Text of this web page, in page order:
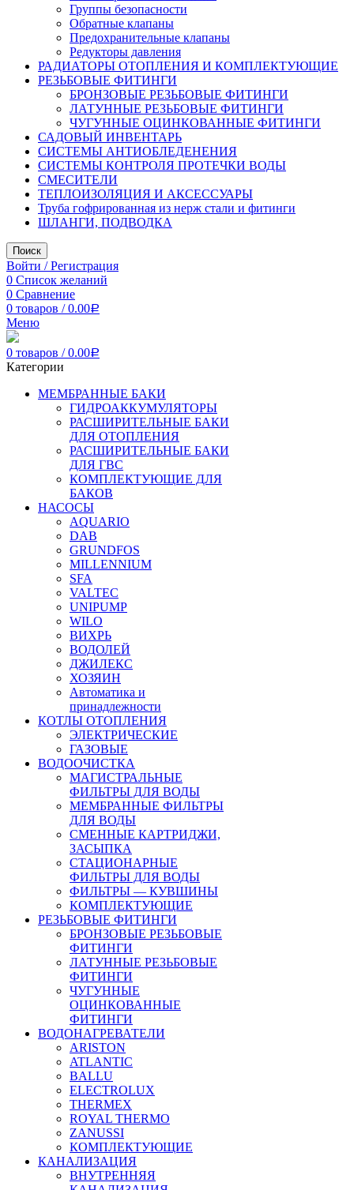
Группы безопасности
Обратные клапаны
Предохранительные клапаны
Редукторы давления
РАДИАТОРЫ ОТОПЛЕНИЯ И КОМПЛЕКТУЮЩИЕ
РЕЗЬБОВЫЕ ФИТИНГИ
БРОНЗОВЫЕ РЕЗЬБОВЫЕ ФИТИНГИ
ЛАТУННЫЕ РЕЗЬБОВЫЕ ФИТИНГИ
ЧУГУННЫЕ ОЦИНКОВАННЫЕ ФИТИНГИ
САДОВЫЙ ИНВЕНТАРЬ
СИСТЕМЫ АНТИОБЛЕДЕНЕНИЯ
СИСТЕМЫ КОНТРОЛЯ ПРОТЕЧКИ ВОДЫ
СМЕСИТЕЛИ
ТЕПЛОИЗОЛЯЦИЯ И АКСЕССУАРЫ
Труба гофрированная из нерж стали и фитинги
ШЛАНГИ, ПОДВОДКА
Поиск
Войти / Регистрация
0 Список желаний
0 Сравнение
0 товаров / 0.00Р
Меню
0 товаров / 0.00Р
Категории
МЕМБРАННЫЕ БАКИ
ГИДРОАККУМУЛЯТОРЫ
РАСШИРИТЕЛЬНЫЕ БАКИ
ДЛЯ ОТОПЛЕНИЯ
РАСШИРИТЕЛЬНЫЕ БАКИ
ДЛЯ ГВС
КОМПЛЕКТУЮЩИЕ ДЛЯ
БАКОВ
НАСОСЫ
AQUARIO
DAB
GRUNDFOS
MILLENNIUM
SFA
VALTEC
UNIPUMP
WILO
ВИХРЬ
ВОДОЛЕЙ
ДЖИЛЕКС
ХОЗЯИН
Автоматика и
принадлежности
КОТЛЫ ОТОПЛЕНИЯ
ЭЛЕКТРИЧЕСКИЕ
ГАЗОВЫЕ
ВОДООЧИСТКА
МАГИСТРАЛЬНЫЕ
ФИЛЬТРЫ ДЛЯ ВОДЫ
МЕМБРАННЫЕ ФИЛЬТРЫ
ДЛЯ ВОДЫ
СМЕННЫЕ КАРТРИДЖИ,
ЗАСЫПКА
СТАЦИОНАРНЫЕ
ФИЛЬТРЫ ДЛЯ ВОДЫ
ФИЛЬТРЫ — КУВШИНЫ
КОМПЛЕКТУЮЩИЕ
РЕЗЬБОВЫЕ ФИТИНГИ
БРОНЗОВЫЕ РЕЗЬБОВЫЕ
ФИТИНГИ
ЛАТУННЫЕ РЕЗЬБОВЫЕ
ФИТИНГИ
ЧУГУННЫЕ
ОЦИНКОВАННЫЕ
ФИТИНГИ
ВОДОНАГРЕВАТЕЛИ
ARISTON
ATLANTIC
BALLU
ELECTROLUX
THERMEX
ROYAL THERMO
ZANUSSI
КОМПЛЕКТУЮЩИЕ
КАНАЛИЗАЦИЯ
ВНУТРЕННЯЯ